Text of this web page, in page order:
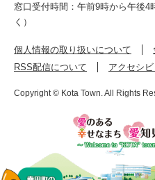
窓口受付時間：午前9時から午後
く）
個人情報の取り扱いについて
RSS配信について
アクセシ
Copyright © Kota Town. All Rights